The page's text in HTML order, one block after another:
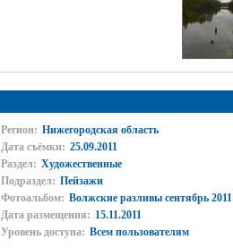
Регион: Нижегородская область
Дата съёмки: 25.09.2011
Раздел: Художественные
Подраздел: Пейзажи
Фотоальбом: Волжские разливы сентябрь 2011
Дата размещения: 15.11.2011
Уровень доступа: Всем пользователям